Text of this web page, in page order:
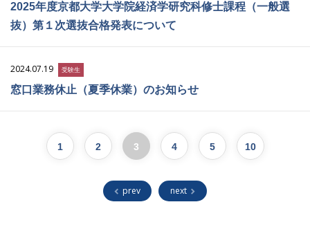
2025年度京都大学大学院経済学研究科修士課程（一般選
抜）第１次選抜合格発表について
2024.07.19 受験生
窓口業務休止（夏季休業）のお知らせ
prev
1 2 3 4 5 10
next